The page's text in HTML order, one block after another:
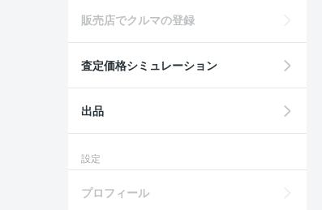
販売店でクルマの登録
査定価格シミュレーション
出品
設定
プロフィール